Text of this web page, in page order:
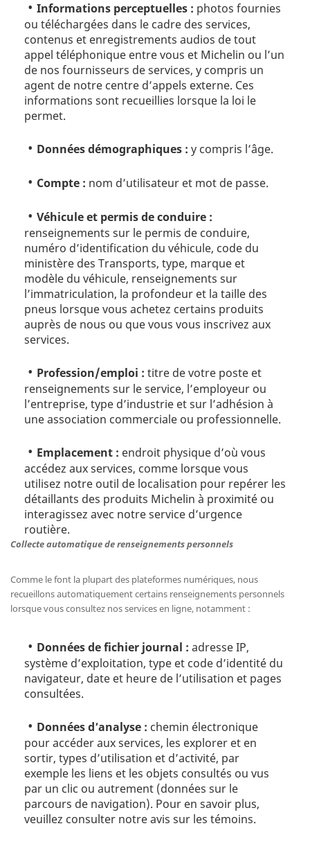
Informations perceptuelles : photos fournies
ou téléchargées dans le cadre des services,
contenus et enregistrements audios de tout
appel téléphonique entre vous et Michelin ou l’un
de nos fournisseurs de services, y compris un
agent de notre centre d’appels externe. Ces
informations sont recueillies lorsque la loi le
permet.
Données démographiques : y compris l’âge.
Compte : nom d’utilisateur et mot de passe.
Véhicule et permis de conduire :
renseignements sur le permis de conduire,
numéro d’identification du véhicule, code du
ministère des Transports, type, marque et
modèle du véhicule, renseignements sur
l’immatriculation, la profondeur et la taille des
pneus lorsque vous achetez certains produits
auprès de nous ou que vous vous inscrivez aux
services.
Profession/emploi : titre de votre poste et
renseignements sur le service, l’employeur ou
l’entreprise, type d’industrie et sur l’adhésion à
une association commerciale ou professionnelle.
Emplacement : endroit physique d’où vous
accédez aux services, comme lorsque vous
utilisez notre outil de localisation pour repérer les
détaillants des produits Michelin à proximité ou
interagissez avec notre service d’urgence
routière.
Collecte automatique de renseignements personnels
Comme le font la plupart des plateformes numériques, nous
recueillons automatiquement certains renseignements personnels
lorsque vous consultez nos services en ligne, notamment :
Données de fichier journal : adresse IP,
système d’exploitation, type et code d’identité du
navigateur, date et heure de l’utilisation et pages
consultées.
Données d’analyse : chemin électronique
pour accéder aux services, les explorer et en
sortir, types d’utilisation et d’activité, par
exemple les liens et les objets consultés ou vus
par un clic ou autrement (données sur le
parcours de navigation). Pour en savoir plus,
veuillez consulter notre avis sur les témoins.